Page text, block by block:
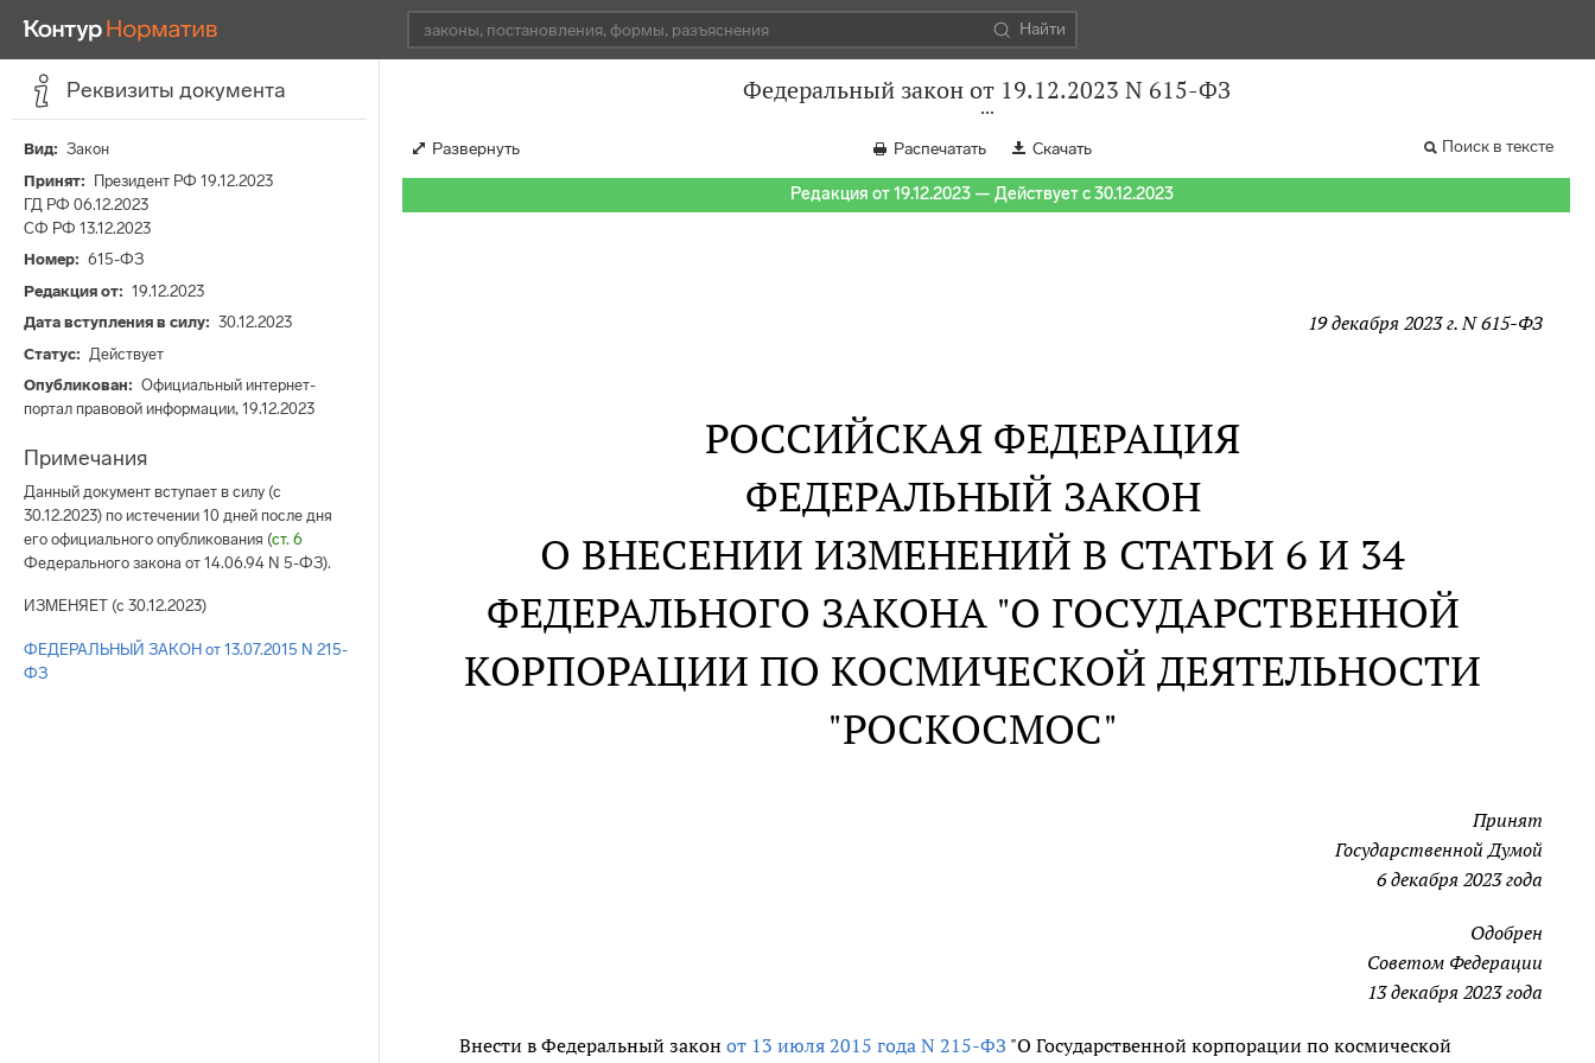
Найти
Реквизиты документа
Вид
Закон
Принят
Президент РФ 19.12.2023
ГД РФ 06.12.2023
СФ РФ 13.12.2023
Номер
615-ФЗ
Редакция от
19.12.2023
Дата вступления в силу
30.12.2023
Статус
Действует
Опубликован
Официальный интернет-
портал правовой информации, 19.12.2023
Примечания
Данный документ вступает в силу (с
30.12.2023) по истечении 10 дней после дня
его официального опубликования (ст. 6
Федерального закона от 14.06.94 N 5-ФЗ).
ИЗМЕНЯЕТ (с 30.12.2023)
ФЕДЕРАЛЬНЫЙ ЗАКОН от 13.07.2015 N 215-
ФЗ
Федеральный закон от 19.12.2023 N 615-ФЗ
Развернуть Распечатать Скачать Поиск в тексте
Редакция от 19.12.2023 — Действует с 30.12.2023
19 декабря 2023 г. N 615-ФЗ
РОССИЙСКАЯ ФЕДЕРАЦИЯ
ФЕДЕРАЛЬНЫЙ ЗАКОН
О ВНЕСЕНИИ ИЗМЕНЕНИЙ В СТАТЬИ 6 И 34
ФЕДЕРАЛЬНОГО ЗАКОНА "О ГОСУДАРСТВЕННОЙ
КОРПОРАЦИИ ПО КОСМИЧЕСКОЙ ДЕЯТЕЛЬНОСТИ
"РОСКОСМОС"
Принят
Государственной Думой
6 декабря 2023 года
Одобрен
Советом Федерации
13 декабря 2023 года
Внести в Федеральный законот 13 июля 2015 года N 215-ФЗ "О Государственной корпорации по космической